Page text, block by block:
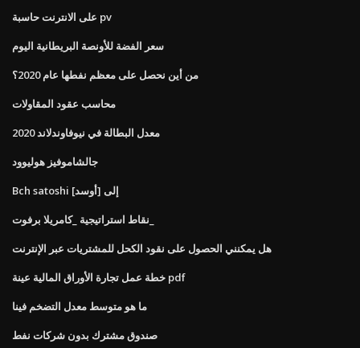
على الانترنت حاسبة pv
سعر الفضة للأونصة البريطانية اليوم
من أين نحصل على معظم نفطها عام 2020؟
محاسب عقود المقاولات
معدل البطالة في نيوفاوندلاند 2020
جالشاموفيز هوليوود
Bch satoshi إلى [أوسد]
هل يمكنني الحصول على نقود الكحل للمشتريات عبر الإنترنت
خطة عمل تجارة الأوراق المالية عينة pdf
ما هو متوسط ​​معدل التضخم فينا
صندوق مشترك بدون شركات نفط